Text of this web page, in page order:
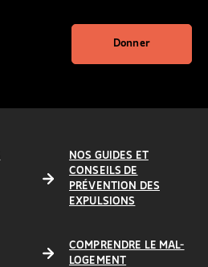
Donner
NOS GUIDES ET
CONSEILS DE
PRÉVENTION DES
EXPULSIONS
COMPRENDRE LE MAL-
LOGEMENT